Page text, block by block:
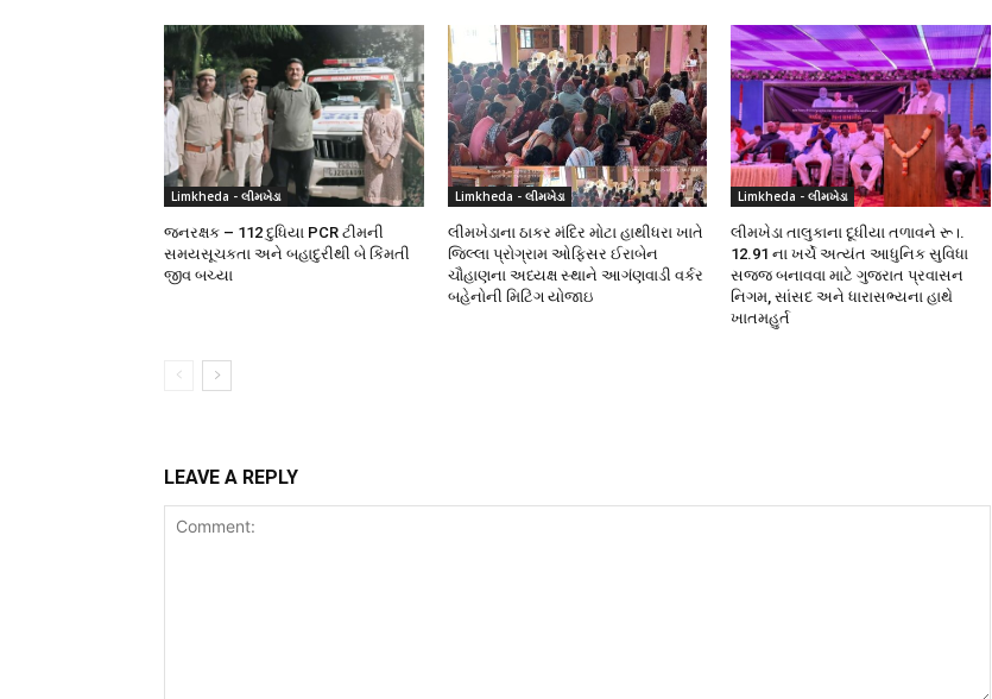
Limkheda - લીમખેડા
જનરક્ષક – 112 દુધિયા PCR ટીમની
સમયસૂચકતા અને બહાદુરીથી બે કિંમતી
જીવ બચ્યા
Limkheda - લીમખેડા
લીમખેડાના ઠાકર મંદિર મોટા હાથીધરા ખાતે
જિલ્લા પ્રોગ્રામ ઓફિસર ઈરાબેન
ચૌહાણના અધ્યક્ષ સ્થાને આગંણવાડી વર્કર
બહેનોની મિટિંગ યોજાઇ
Limkheda - લીમખેડા
લીમખેડા તાલુકાના દૂધીયા તળાવને રૂ।.
12.91 ના ખર્ચે અત્યંત આધુનિક સુવિધા
સજ્જ બનાવવા માટે ગુજરાત પ્રવાસન
નિગમ, સાંસદ અને ધારાસભ્યના હાથે
ખાતમહુર્ત
LEAVE A REPLY